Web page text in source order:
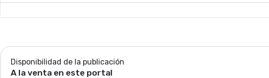
las equivalencias terminológicas con otras traducciones
investigación y son una contribución a la indagación científica sobre la
Disponibilidad de la publicación
A la venta en este portal